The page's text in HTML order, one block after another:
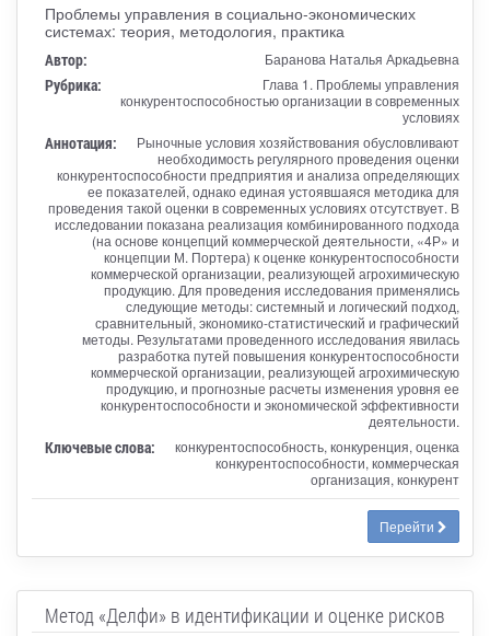
Проблемы управления в социально-экономических
системах: теория, методология, практика
Автор: Баранова Наталья Аркадьевна
Рубрика:
Глава 1. Проблемы управления
конкурентоспособностью организации в современных
условиях
Аннотация:
Рыночные условия хозяйствования обусловливают
необходимость регулярного проведения оценки
конкурентоспособности предприятия и анализа определяющих
ее показателей, однако единая устоявшаяся методика для
проведения такой оценки в современных условиях отсутствует. В
исследовании показана реализация комбинированного подхода
(на основе концепций коммерческой деятельности, «4Р» и
концепции М. Портера) к оценке конкурентоспособности
коммерческой организации, реализующей агрохимическую
продукцию. Для проведения исследования применялись
следующие методы: системный и логический подход,
сравнительный, экономико-статистический и графический
методы. Результатами проведенного исследования явилась
разработка путей повышения конкурентоспособности
коммерческой организации, реализующей агрохимическую
продукцию, и прогнозные расчеты изменения уровня ее
конкурентоспособности и экономической эффективности
деятельности.
Ключевые слова:
конкурентоспособность, конкуренция, оценка
конкурентоспособности, коммерческая
организация, конкурент
Перейти
Метод «Делфи» в идентификации и оценке рисков